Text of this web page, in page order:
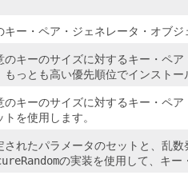
キー・ペア・ジェネレータ・オブジ
のキーのサイズに対するキー・ペ
もっとも高い優先順位でインスト
のキーのサイズに対するキー・ペ
トを使用します。
されたパラメータのセットと、乱
の実装を使用して、キー